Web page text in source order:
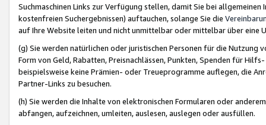
Suchmaschinen Links zur Verfügung stellen, damit Sie bei
kostenfreien Suchergebnissen) auftauchen, solange Sie die
auf Ihre Website leiten und nicht unmittelbar oder mittelbar über eine
(g) Sie werden natürlichen oder juristischen Personen für die Nutzung
Form von Geld, Rabatten, Preisnachlässen, Punkten, Spenden für
beispielsweise keine Prämien- oder Treueprogramme auflegen, die
Partner-Links zu besuchen.
(h) Sie werden die Inhalte von elektronischen Formularen oder
abfangen, aufzeichnen, umleiten, auslesen, auslegen oder ausfüllen.